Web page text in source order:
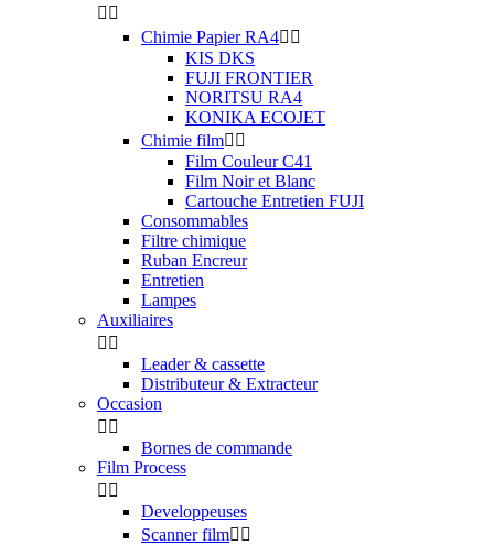
 
Chimie Papier RA4 
KIS DKS
FUJI FRONTIER
NORITSU RA4
KONIKA ECOJET
Chimie film 
Film Couleur C41
Film Noir et Blanc
Cartouche Entretien FUJI
Consommables
Filtre chimique
Ruban Encreur
Entretien
Lampes
Auxiliaires
 
Leader & cassette
Distributeur & Extracteur
Occasion
 
Bornes de commande
Film Process
 
Developpeuses
Scanner film 